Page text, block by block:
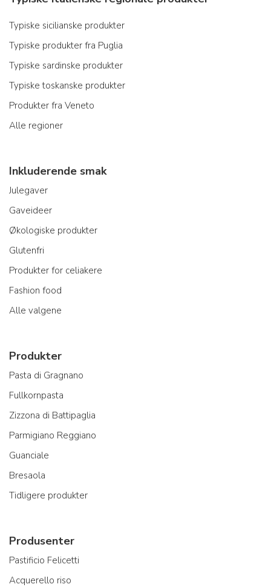
Typiske sicilianske produkter
Typiske produkter fra Puglia
Typiske sardinske produkter
Typiske toskanske produkter
Produkter fra Veneto
Alle regioner
Inkluderende smak
Julegaver
Gaveideer
Økologiske produkter
Glutenfri
Produkter for celiakere
Fashion food
Alle valgene
Produkter
Pasta di Gragnano
Fullkornpasta
Zizzona di Battipaglia
Parmigiano Reggiano
Guanciale
Bresaola
Tidligere produkter
Produsenter
Pastificio Felicetti
Acquerello riso